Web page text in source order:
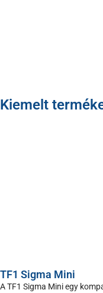
Kiemelt
TF1 Sigma Mini
A TF1 Sigma Mini egy